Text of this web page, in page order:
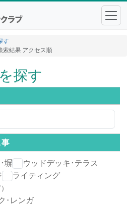
す
索結果 アクセス順
探す
塀
ウッドデッキ･テラス
ライティング
･レンガ